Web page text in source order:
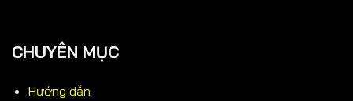
CHUYÊN MỤC
Hướng dẫn